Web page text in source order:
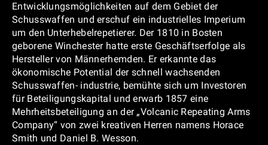
Entwicklungsmöglichkeiten auf dem Gebiet der
Schusswaffen und erschuf ein industrielles Imperium
um den Unterhebelrepetierer. Der 1810 in Bosten
geborene Winchester hatte erste Geschäftserfolge als
Hersteller von Männerhemden. Er erkannte das
ökonomische Potential der schnell wachsenden
Schusswaffen- industrie, bemühte sich um Investoren
für Beteiligungskapital und erwarb 1857 eine
Mehrheitsbeteiligung an der „Volcanic Repeating Arms
Company“ von zwei kreativen Herren namens Horace
Smith und Daniel B. Wesson.